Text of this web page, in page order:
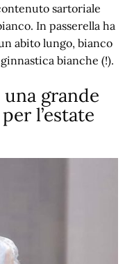
sartoriale
In passerella ha
abito lungo, bianco
bianche (!).
grande
l’estate